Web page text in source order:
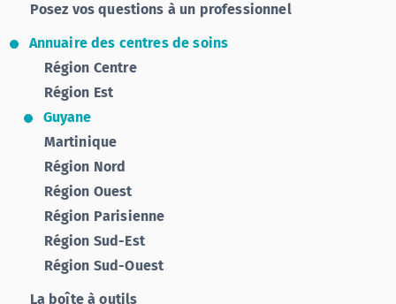
Posez vos questions à un professionnel
Annuaire des centres de soins
Région Centre
Région Est
Guyane
Martinique
Région Nord
Région Ouest
Région Parisienne
Région Sud-Est
Région Sud-Ouest
La boîte à outils